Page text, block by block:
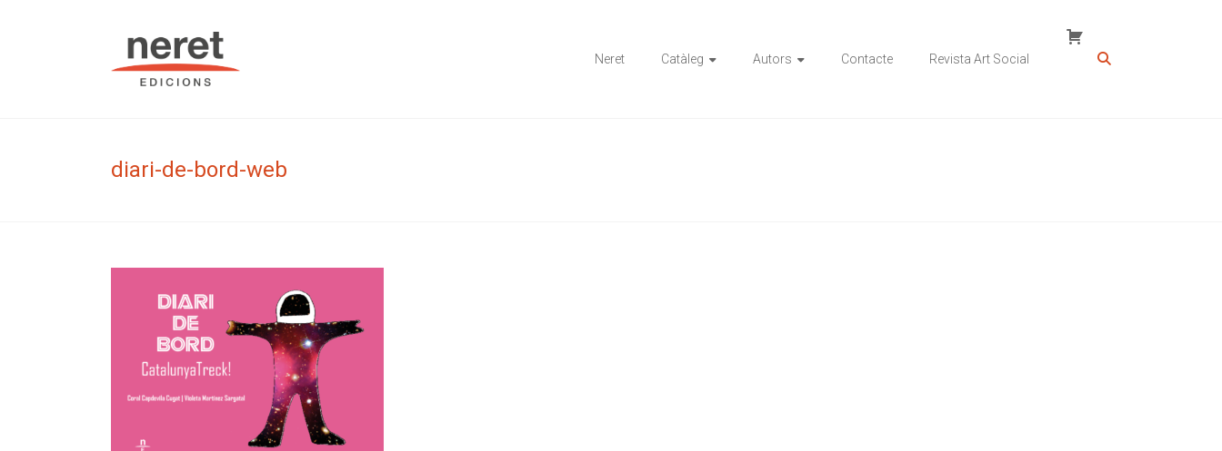
Neret Catàleg Autors Contacte Revista Art Social
diari-de-bord-web